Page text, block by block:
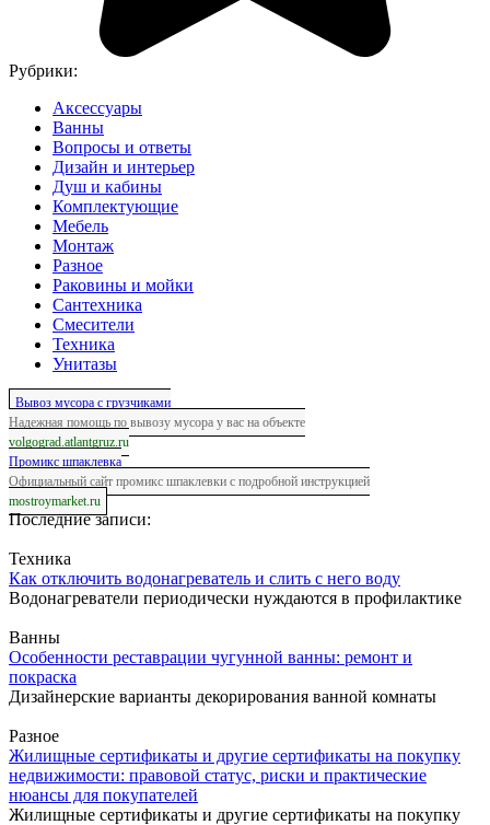
Рубрики:
Аксессуары
Ванны
Вопросы и ответы
Дизайн и интерьер
Душ и кабины
Комплектующие
Мебель
Монтаж
Разное
Раковины и мойки
Сантехника
Смесители
Техника
Унитазы
Вывоз мусора с грузчиками
Надежная помощь по вывозу мусора у вас на объекте
volgograd.atlantgruz.ru
Промикс шпаклевка
Официальный сайт промикс шпаклевки с подробной инструкцией
mostroymarket.ru
Последние записи:
Техника
Как отключить водонагреватель и слить с него воду
Водонагреватели периодически нуждаются в профилактике
Ванны
Особенности реставрации чугунной ванны: ремонт и
покраска
Дизайнерские варианты декорирования ванной комнаты
Разное
Жилищные сертификаты и другие сертификаты на покупку
недвижимости: правовой статус, риски и практические
нюансы для покупателей
Жилищные сертификаты и другие сертификаты на покупку